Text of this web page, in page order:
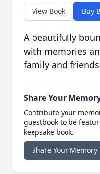
View Book Buy
A beautifully
with memories
family and
Share Your
Contribute your
guestbook to be
keepsake book.
Share Your Memory